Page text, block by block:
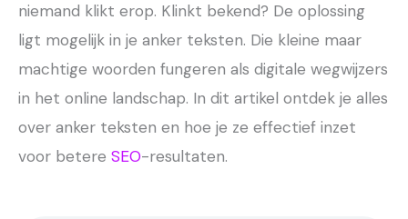
niemand klikt erop. Klinkt bekend? De oplossing
ligt mogelijk in je anker teksten. Die kleine maar
machtige woorden fungeren als digitale wegwijzers
in het online landschap. In dit artikel ontdek je alles
over anker teksten en hoe je ze effectief inzet
voor betere SEO-resultaten.